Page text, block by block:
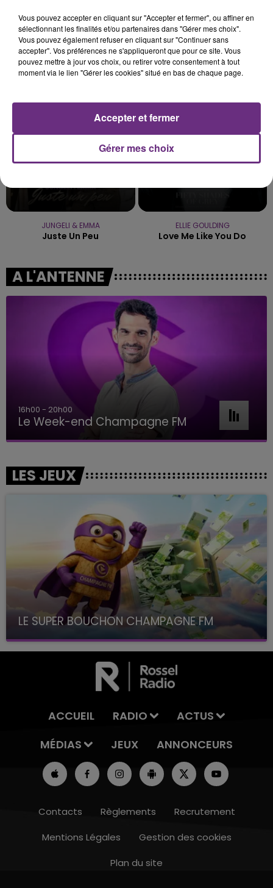
11h00 - 16h00
ALEX WARREN
Carry You Home
TEMPER CITY
Self Aware
18h30
18h30
JUNGELI & EMMA
Juste Un Peu
18h27
18h27
ELLIE GOULDING
Love Me Like You Do
A L'ANTENNE
16h00 - 20h00
Le Week-end Champagne FM
LES JEUX
LE SUPER BOUCHON CHAMPAGNE FM
avec La Famille Champagne FM, à 8H10
ACCUEIL RADIO
ACTUS
MÉDIAS
JEUX ANNONCEURS
Contacts Règlements
Recrutement
Mentions Légales
Gestion des cookies
Plan du site
Vous pouvez accepter en cliquant sur "Accepter et fermer", ou affiner en
sélectionnant les finalités et/ou partenaires dans "Gérer mes choix".
Vous pouvez également refuser en cliquant sur "Continuer sans
accepter". Vos préférences ne s'appliqueront que pour ce site. Vous
pouvez mettre à jour vos choix, ou retirer votre consentement à tout
moment via le lien "Gérer les cookies" situé en bas de chaque page.
Gérer mes choix
Accepter et fermer